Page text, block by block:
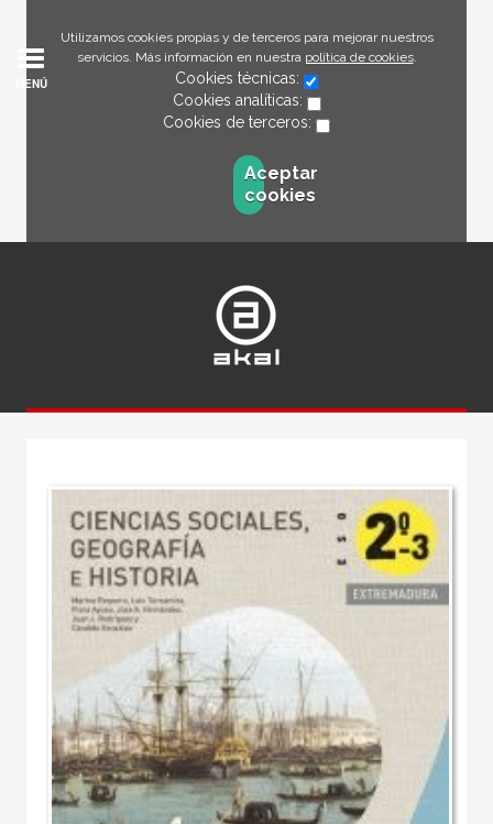
Utilizamos cookies propias y de terceros para mejorar nuestros
servicios. Más información en nuestra política de cookies.
Cookies técnicas:
Cookies analíticas:
Cookies de terceros:
Aceptar
cookies
MENÚ